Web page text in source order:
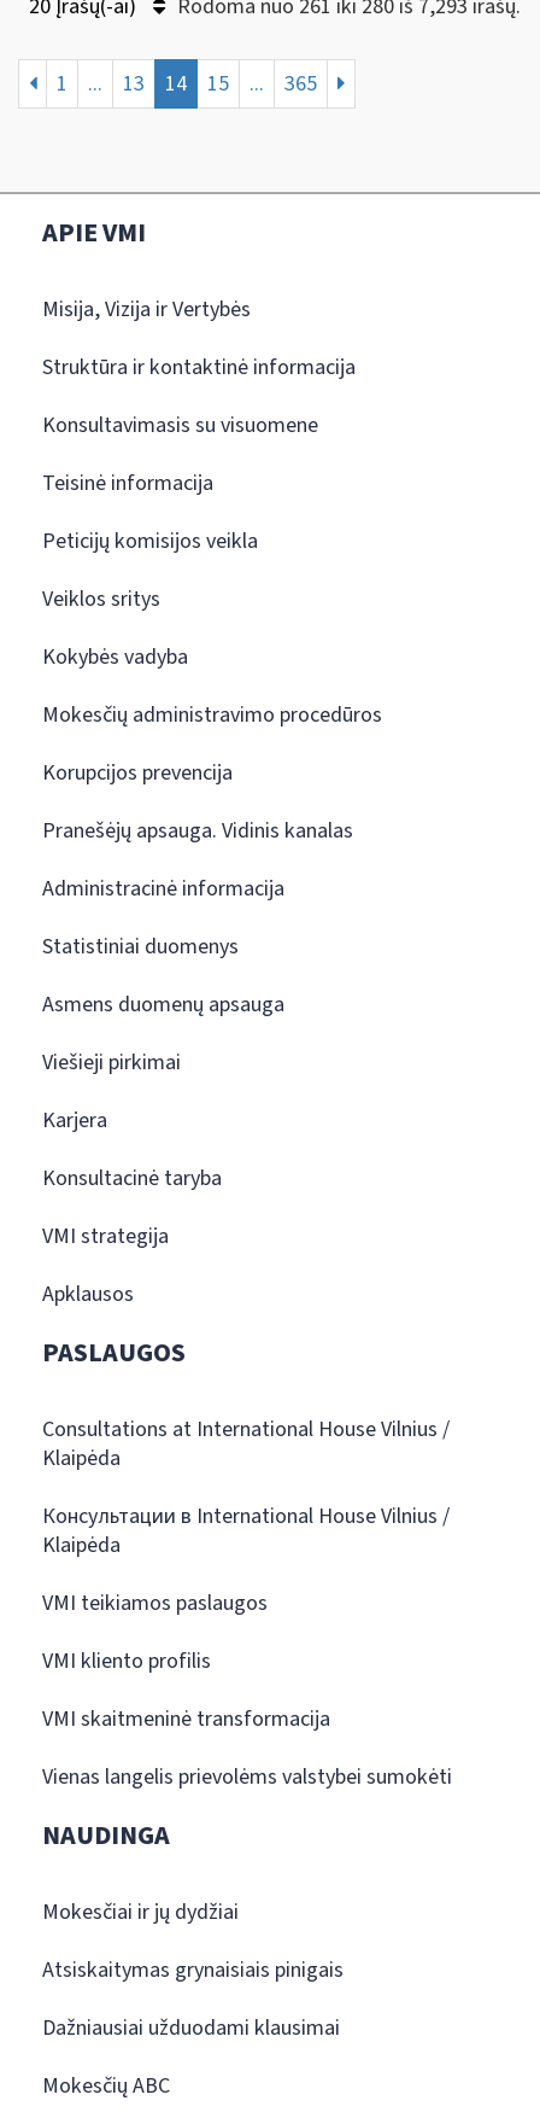
20 Įrašų(-ai) Rodoma nuo 261 iki 280 iš 7,293 irašų.
1 ... 13 14 15 ... 365
APIE VMI
Misija, Vizija ir Vertybės
Struktūra ir kontaktinė informacija
Konsultavimasis su visuomene
Teisinė informacija
Peticijų komisijos veikla
Veiklos sritys
Kokybės vadyba
Mokesčių administravimo procedūros
Korupcijos prevencija
Pranešėjų apsauga. Vidinis kanalas
Administracinė informacija
Statistiniai duomenys
Asmens duomenų apsauga
Viešieji pirkimai
Karjera
Konsultacinė taryba
VMI strategija
Apklausos
PASLAUGOS
Consultations at International House Vilnius /
Klaipėda
Консультации в International House Vilnius /
Klaipėda
VMI teikiamos paslaugos
VMI kliento profilis
VMI skaitmeninė transformacija
Vienas langelis prievolėms valstybei sumokėti
NAUDINGA
Mokesčiai ir jų dydžiai
Atsiskaitymas grynaisiais pinigais
Dažniausiai užduodami klausimai
Mokesčių ABC